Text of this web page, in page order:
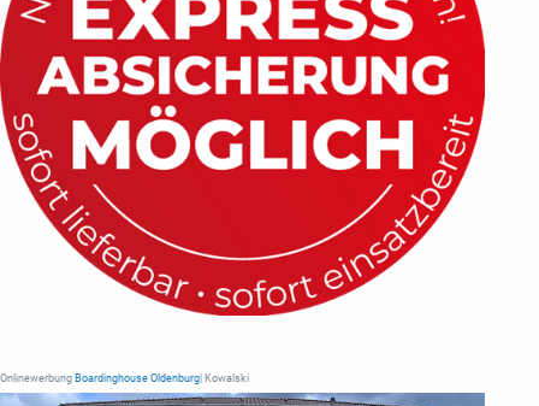
Onlinewerbung Boardinghouse Oldenburg | Kowalski